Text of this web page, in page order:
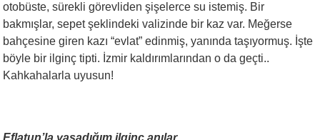
otobüste, sürekli görevliden şişelerce su istemiş. Bir
bakmışlar, sepet şeklindeki valizinde bir kaz var. Meğerse
bahçesine giren kazı “evlat” edinmiş, yanında taşıyormuş. İşte
böyle bir ilginç tipti. İzmir kaldırımlarından o da geçti..
Kahkahalarla uyusun!
Eflatun’la yaşadığım ilginç anılar